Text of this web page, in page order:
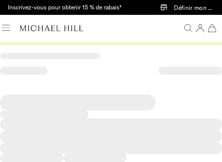
Passer au contenu principal
Inscrivez-vous pour obtenir 15 % de rabais† Définir mon